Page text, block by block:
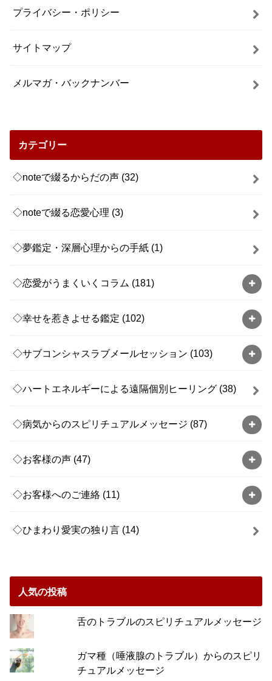
プライバシー・ポリシー
サイトマップ
メルマガ・バックナンバー
カテゴリー
◇noteで綴るからだの声 (32)
◇noteで綴る恋愛心理 (3)
◇夢鑑定・深層心理からの手紙 (1)
◇恋愛がうまくいくコラム (181)
◇幸せを惹きよせる鑑定 (102)
◇サブコンシャスラブメールセッション (103)
◇ハートエネルギーによる遠隔個別ヒーリング (38)
◇病気からのスピリチュアルメッセージ (87)
◇お客様の声 (47)
◇お客様へのご連絡 (11)
◇ひまわり愛実の独り言 (14)
人気の投稿
舌のトラブルのスピリチュアルメッセージ
ガマ種（唾液腺のトラブル）からのスピリ
チュアルメッセージ